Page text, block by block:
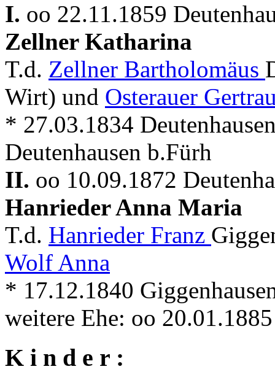
I. oo 22.11.1859
Zellner Katharina
T.d. Zellner Bartholomäus
Wirt) und Osterauer
* 27.03.1834
Deutenhausen b.Fürh
II. oo 10.09.1872
Hanrieder Anna Maria
T.d. Hanrieder Franz
Wolf Anna
* 17.12.1840
weitere Ehe: oo
K i n d e r :